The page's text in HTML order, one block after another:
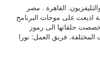
القاهرة . مصر
اذيعت على موجات البرنامج
حلقاتها الى رموز
المختلفة. فريق العمل: نورا